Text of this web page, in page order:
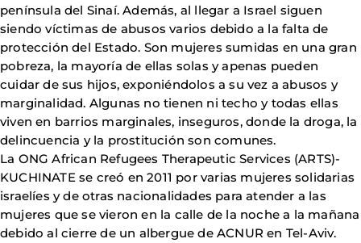
península del Sinaí. Además, al llegar a Israel siguen
siendo víctimas de abusos varios debido a la falta de
protección del Estado. Son mujeres sumidas en una gran
pobreza, la mayoría de ellas solas y apenas pueden
cuidar de sus hijos, exponiéndolos a su vez a abusos y
marginalidad. Algunas no tienen ni techo y todas ellas
viven en barrios marginales, inseguros, donde la droga, la
delincuencia y la prostitución son comunes.
La ONG African Refugees Therapeutic Services (ARTS)-
KUCHINATE se creó en 2011 por varias mujeres solidarias
israelíes y de otras nacionalidades para atender a las
mujeres que se vieron en la calle de la noche a la mañana
debido al cierre de un albergue de ACNUR en Tel-Aviv.